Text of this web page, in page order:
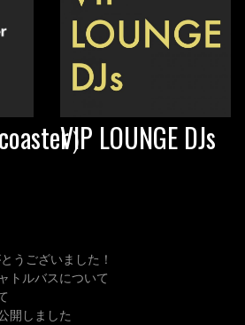
）
VIP LOUNGE DJs
うございました！
トルバスについて
開しました